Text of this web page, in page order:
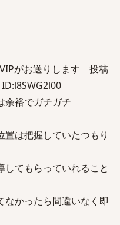
がお送りします 投稿
余裕でガチガチ
は把握していたつもり
てもらっていれること
なかったら間違いなく即